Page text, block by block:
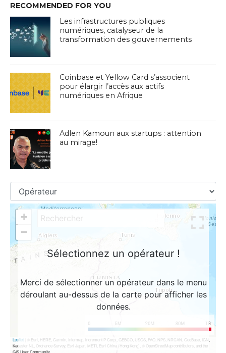
RECOMMENDED FOR YOU
Les infrastructures publiques
numériques, catalyseur de la
transformation des gouvernements
Coinbase et Yellow Card s’associent
pour élargir l’accès aux actifs
numériques en Afrique
Adlen Kamoun aux startups : attention
au mirage!